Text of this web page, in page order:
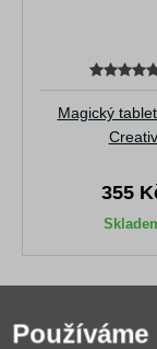
Magický
Creativ
355
Popis produktu